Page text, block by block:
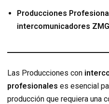
Producciones
intercomunicadores
Las Producciones con
profesionales es esencial
producción que requiera una